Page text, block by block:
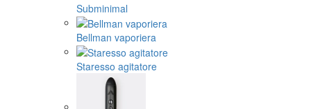
Subminimal
Bellman vaporiera
Staresso agitatore